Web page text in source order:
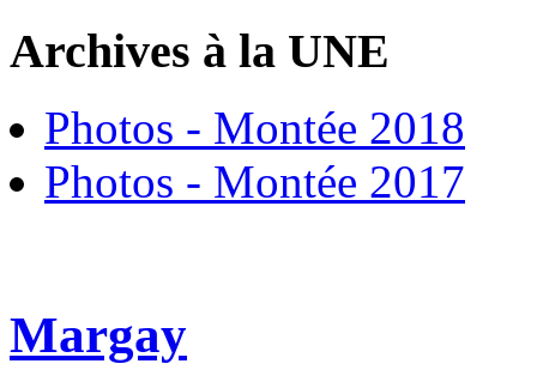
Archives à la UNE
Photos - Montée 2018
Photos - Montée 2017
Margay